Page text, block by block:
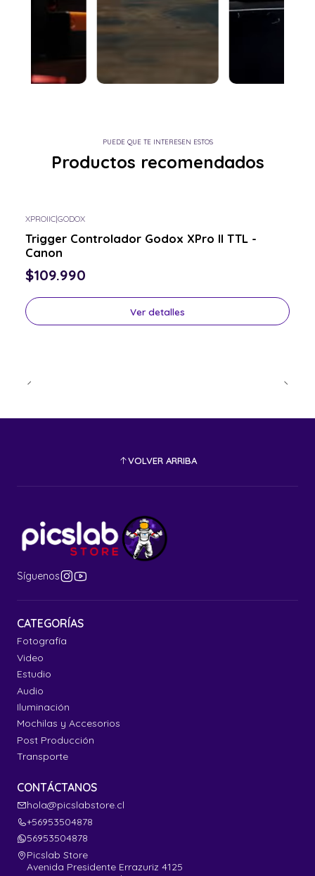
PUEDE QUE TE INTERESEN ESTOS
Productos recomendados
XPROIIC|GODOX
Trigger Controlador Godox XPro II TTL -
Canon
$109.990
Ver detalles
VOLVER ARRIBA
Síguenos
CATEGORÍAS
Fotografía
Video
Estudio
Audio
Iluminación
Mochilas y Accesorios
Post Producción
Transporte
CONTÁCTANOS
hola@picslabstore.cl
+56953504878
56953504878
Picslab Store
Avenida Presidente Errazuriz 4125